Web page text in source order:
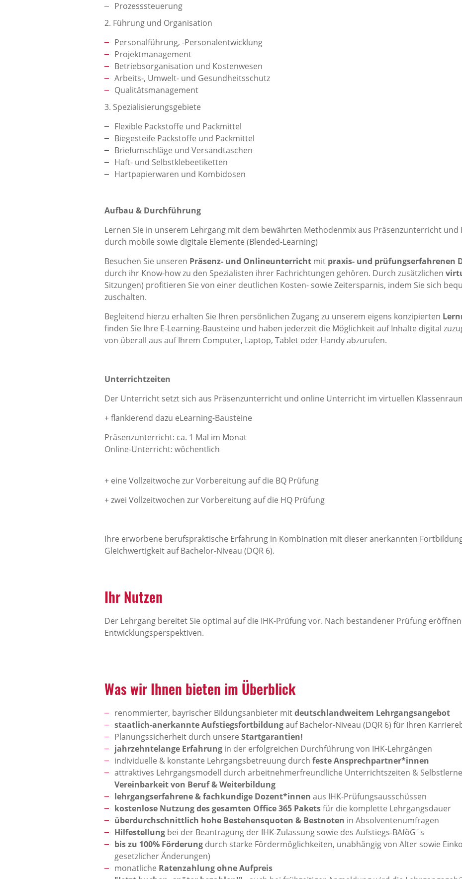
Prozesssteuerung
2. Führung und Organisation
Personalführung, -Personalentwicklung
Projektmanagement
Betriebsorganisation und Kostenwesen
Arbeits-, Umwelt- und Gesundheitsschutz
Qualitätsmanagement
3. Spezialisierungsgebiete
Flexible Packstoffe und Packmittel
Biegesteife Packstoffe und Packmittel
Briefumschläge und Versandtaschen
Haft- und Selbstklebeetiketten
Hartpapierwaren und Kombidosen
Aufbau & Durchführung
Lernen Sie in unserem Lehrgang mit dem bewährten Methodenmix aus Präsenzunterricht
durch mobile sowie digitale Elemente (Blended-Learning)
Besuchen Sie unseren Präsenz- und Onlineunterricht mit praxis- und prüfungserfahrenen
durch ihr Know-how zu den Spezialisten ihrer Fachrichtungen gehören. Durch zusätzlichen
Sitzungen) profitieren Sie von einer deutlichen Kosten- sowie Zeitersparnis, indem Sie sich
zuschalten.
Begleitend hierzu erhalten Sie Ihren persönlichen Zugang zu unserem eigens konzipierten
finden Sie Ihre E-Learning-Bausteine und haben jederzeit die Möglichkeit auf Inhalte digital
von überall aus auf Ihrem Computer, Laptop, Tablet oder Handy abzurufen.
Unterrichtzeiten
Der Unterricht setzt sich aus Präsenzunterricht und online Unterricht im virtuellen
+ flankierend dazu eLearning-Bausteine
Präsenzunterricht: ca. 1 Mal im Monat
Online-Unterricht: wöchentlich
+ eine Vollzeitwoche zur Vorbereitung auf die BQ Prüfung
+ zwei Vollzeitwochen zur Vorbereitung auf die HQ Prüfung
Ihre erworbene berufspraktische Erfahrung in Kombination mit dieser anerkannten
Gleichwertigkeit auf Bachelor-Niveau (DQR 6).
Ihr Nutzen
Der Lehrgang bereitet Sie optimal auf die IHK-Prüfung vor. Nach bestandener Prüfung
Entwicklungsperspektiven.
Was wir Ihnen bieten im Überblick
renommierter, bayrischer Bildungsanbieter mitdeutschlandweitem Lehrgangsangebot
staatlich-anerkannte Aufstiegsfortbildungauf Bachelor-Niveau (DQR 6) für Ihren
Planungssicherheit durch unsere Startgarantien!
jahrzehntelange Erfahrung in der erfolgreichen Durchführung von IHK-Lehrgängen
individuelle & konstante Lehrgangsbetreuung durch feste Ansprechpartner*innen
attraktives Lehrgangsmodell durch arbeitnehmerfreundliche Unterrichtszeiten &
Vereinbarkeit von Beruf & Weiterbildung
lehrgangserfahrene & fachkundige Dozent*innen aus IHK-Prüfungsausschüssen
kostenlose Nutzung des gesamten Office 365 Paketsfür die komplette Lehrgangsdauer
überdurchschnittlich hohe Bestehensquoten & Bestnoten in Absolventenumfragen
Hilfestellung bei der Beantragung der IHK-Zulassung sowie des Aufstiegs-BAföG´s
bis zu 100% Förderung durch starke Fördermöglichkeiten, unabhängig von Alter sowie
gesetzlicher Änderungen)
monatliche Ratenzahlung ohne Aufpreis